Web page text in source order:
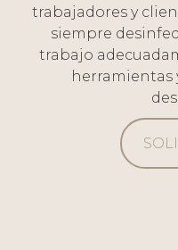
trabajadores y
siempre
trabajo
herramientas